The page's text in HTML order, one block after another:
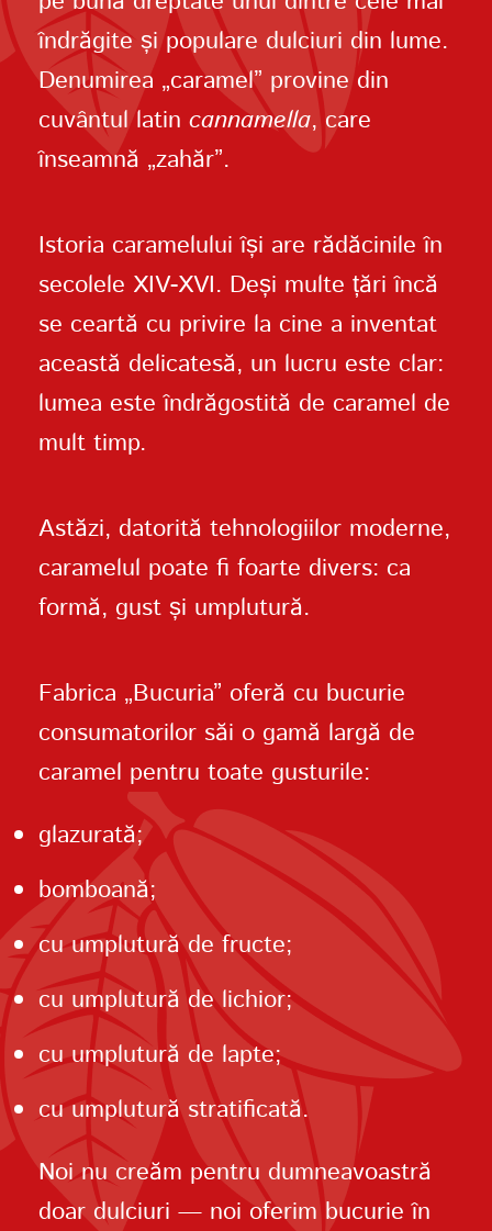
îndrăgite și populare dulciuri din lume.
Denumirea „caramel” provine din
cuvântul latin cannamella, care
înseamnă „zahăr”.
Istoria caramelului își are rădăcinile în
secolele XIV-XVI. Deși multe țări încă
se ceartă cu privire la cine a inventat
această delicatesă, un lucru este clar:
lumea este îndrăgostită de caramel de
mult timp.
Astăzi, datorită tehnologiilor moderne,
caramelul poate fi foarte divers: ca
formă, gust și umplutură.
Fabrica „Bucuria” oferă cu bucurie
consumatorilor săi o gamă largă de
caramel pentru toate gusturile:
glazurată;
bomboană;
cu umplutură de fructe;
cu umplutură de lichior;
cu umplutură de lapte;
cu umplutură stratificată.
Noi nu creăm pentru dumneavoastră
doar dulciuri — noi oferim bucurie în